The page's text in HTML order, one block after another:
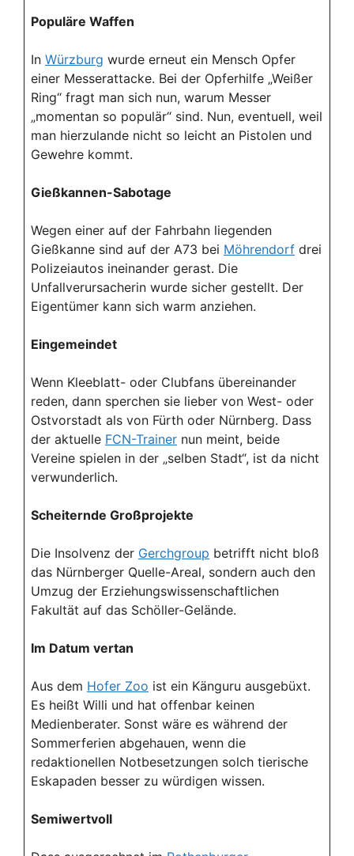
Populäre Waffen
In Würzburg wurde erneut ein Mensch Opfer
einer Messerattacke. Bei der Opferhilfe „Weißer
Ring“ fragt man sich nun, warum Messer
„momentan so populär“ sind. Nun, eventuell, weil
man hierzulande nicht so leicht an Pistolen und
Gewehre kommt.
Gießkannen-Sabotage
Wegen einer auf der Fahrbahn liegenden
Gießkanne sind auf der A73 bei Möhrendorf drei
Polizeiautos ineinander gerast. Die
Unfallverursacherin wurde sicher gestellt. Der
Eigentümer kann sich warm anziehen.
Eingemeindet
Wenn Kleeblatt- oder Clubfans übereinander
reden, dann sperchen sie lieber von West- oder
Ostvorstadt als von Fürth oder Nürnberg. Dass
der aktuelle FCN-Trainer nun meint, beide
Vereine spielen in der „selben Stadt“, ist da nicht
verwunderlich.
Scheiternde Großprojekte
Die Insolvenz der Gerchgroup betrifft nicht bloß
das Nürnberger Quelle-Areal, sondern auch den
Umzug der Erziehungswissenschaftlichen
Fakultät auf das Schöller-Gelände.
Im Datum vertan
Aus dem Hofer Zoo ist ein Känguru ausgebüxt.
Es heißt Willi und hat offenbar keinen
Medienberater. Sonst wäre es während der
Sommerferien abgehauen, wenn die
redaktionellen Notbesetzungen solch tierische
Eskapaden besser zu würdigen wissen.
Semiwertvoll